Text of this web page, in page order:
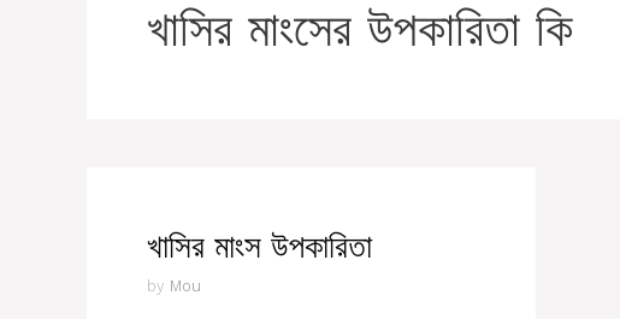
খাসির মাংসের উপকারিতা কি
খাসির মাংস উপকারিতা
by Mou